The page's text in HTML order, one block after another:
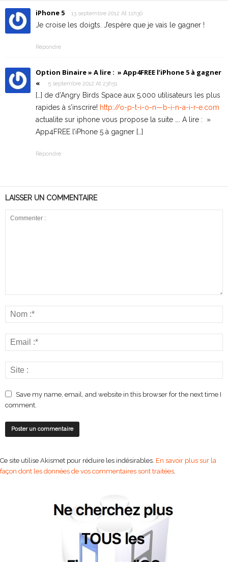
iPhone 5 13 septembre 2012 At 11h30
Je croise les doigts. J’espère que je vais le gagner !
Répondre
Option Binaire » A lire : » App4FREE l’iPhone 5 à gagner
«
5 septembre 2012 At 23h51
[…] de d’Angry Birds Space aux 5.000 utilisateurs les plus
rapides à s’inscrire! http://o-p-t-i-o-n—b-i-n-a-i-r-e.com
actualite sur iphone vous propose la suite …. A lire : »
App4FREE l’iPhone 5 à gagner […]
Répondre
LAISSER UN COMMENTAIRE
Save my name, email, and website in this browser for the next time I
comment.
Ce site utilise Akismet pour réduire les indésirables. En savoir plus sur la
façon dont les données de vos commentaires sont traitées